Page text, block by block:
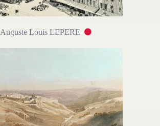
Auguste Louis LEPERE